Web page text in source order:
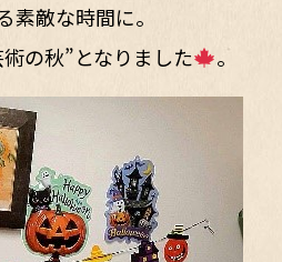
敵な時間に。
の秋”となりました
。